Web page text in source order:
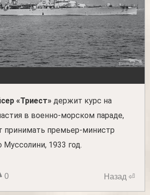
«Триест» держит курс на
в военно-морском параде,
принимать премьер-министр
Муссолини, 1933 год.
0 Назад ⏎